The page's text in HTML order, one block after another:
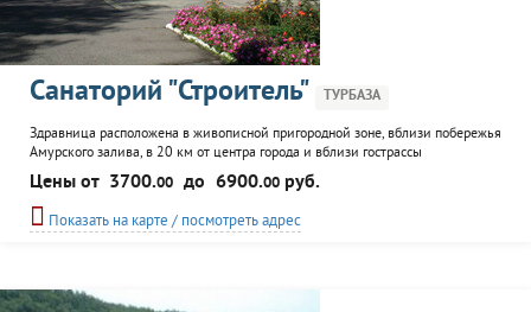
Санаторий "Строитель" ТУРБАЗА
Здравница расположена в живописной пригородной зоне, вблизи побережья
Амурского залива, в 20 км от центра города и вблизи гострассы
Владивосток-Хабаровск. Имеются два пятиэтажных спальных корпуса,
столовая, лечебное отделение, клуб, объединённые переходами в единый
архитектурный и функциональный комплекс. Санаторий лицензирован по
24 видам медицинской деятельности и специализируется на...
Цены от 3700.00 до 6900.00 руб.
Показать на карте / посмотреть адрес